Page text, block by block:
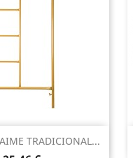
TRADICIONAL...
rápida